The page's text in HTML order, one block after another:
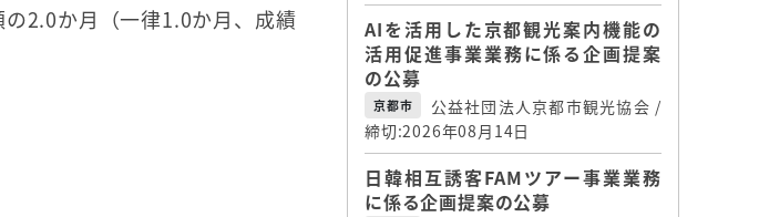
2.0か月（一律1.0か月、成績
AIを活用した京都観光案内機能の
活用促進事業業務に係る企画提案
の公募
京都市
公益社団法人京都市観光協会 /
締切:2026年08月14日
日韓相互誘客FAMツアー事業業務
に係る企画提案の公募